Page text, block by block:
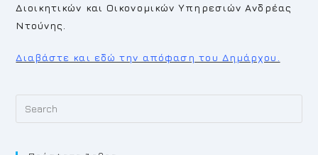
Διοικητικών και Οικονομικών Υπηρεσιών Ανδρέας
Ντούνης.
Διαβάστε και εδώ την απόφαση του Δημάρχου.